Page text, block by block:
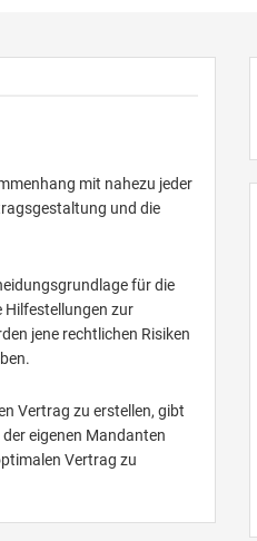
mit nahezu jeder
und die
für die
Hilfestellungen zur
jene rechtlichen Risiken
Vertrag zu erstellen, gibt
eigenen Mandanten
Vertrag zu